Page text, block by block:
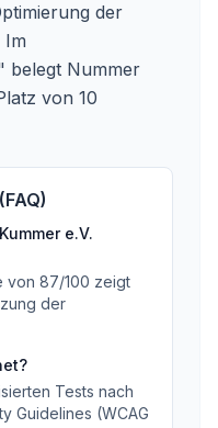
der
Im
belegt Nummer
von 10
e.V.
von 87/100 zeigt
der
Tests nach
Guidelines (WCAG